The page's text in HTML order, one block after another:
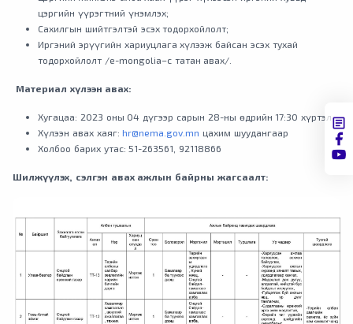
цэргийн үүрэгтний үнэмлэх;
Сахилгын шийтгэлтэй эсэх тодорхойлолт;
Иргэний эрүүгийн хариуцлага хүлээж байсан эсэх тухай
тодорхойлолт /e-mongolia–с татан авах/.
Материал хүлээн авах:
Хугацаа: 2023 оны 04 дүгээр сарын 28-ны өдрийн 17:30 хүртэл
Хүлээн авах хаяг:hr@nema.gov.mn цахим шуудангаар
Холбоо барих утас: 51-263561 92118866
Шилжүүлэх, сэлгэн авах ажлын байрны жагсаалт: